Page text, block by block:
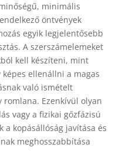
minimális
öntvények
egyik legjelentősebb
A szerszámelemeket
kell készíteni, mint
ellenállni a magas
való ismételt
Ezenkívül olyan
vagy a fizikai gőzfázisú
a kopásállóság javítása és
meghosszabbítása